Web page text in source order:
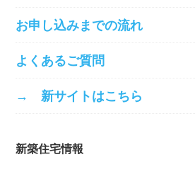
お申し込みまでの流れ
よくあるご質問
→ 新サイトはこちら
新築住宅情報